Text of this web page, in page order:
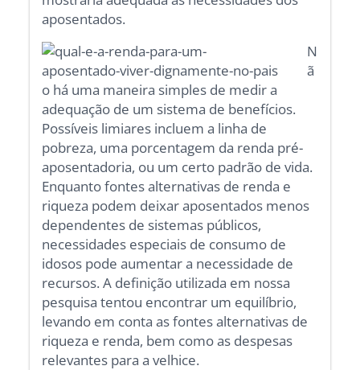
aposentados.
N
ã
o há uma maneira simples de medir a
adequação de um sistema de benefícios.
Possíveis limiares incluem a linha de
pobreza, uma porcentagem da renda pré-
aposentadoria, ou um certo padrão de vida.
Enquanto fontes alternativas de renda e
riqueza podem deixar aposentados menos
dependentes de sistemas públicos,
necessidades especiais de consumo de
idosos pode aumentar a necessidade de
recursos. A definição utilizada em nossa
pesquisa tentou encontrar um equilíbrio,
levando em conta as fontes alternativas de
riqueza e renda, bem como as despesas
relevantes para a velhice.